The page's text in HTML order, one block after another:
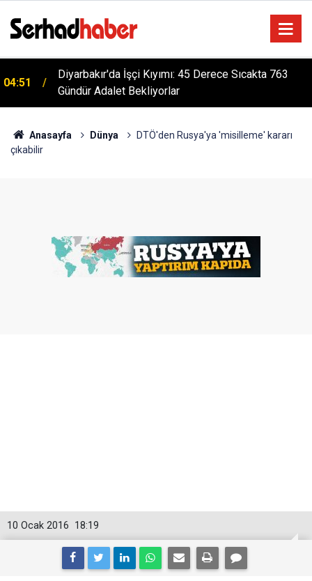
04:51
Diyarbakır'da İşçi Kıyımı: 45 Derece Sıcakta 763
Gündür Adalet Bekliyorlar
Anasayfa Dünya
DTÖ'den Rusya'ya 'misilleme' kararı
çıkabilir
18:19
10 Ocak 2016